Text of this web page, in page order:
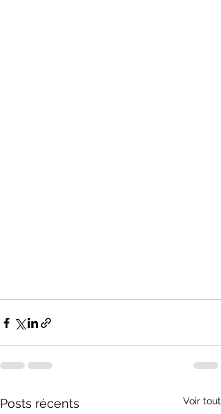
Posts récents Voir tout